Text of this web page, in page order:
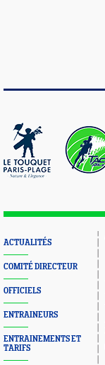
ACTUALITÉS
COMITÉ DIRECTEUR
OFFICIELS
ENTRAINEURS
ENTRAINEMENTS ET
TARIFS